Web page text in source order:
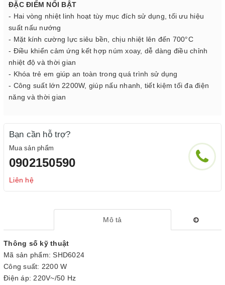
ĐẶC ĐIỂM NỔI BẬT
- Hai vòng nhiệt linh hoạt tùy mục đích sử dụng, tối ưu hiệu
suất nấu nướng
- Mặt kính cường lực siêu bền, chịu nhiệt lên đến 700°C
- Điều khiển cảm ứng kết hợp núm xoay, dễ dàng điều chỉnh
nhiệt độ và thời gian
- Khóa trẻ em giúp an toàn trong quá trình sử dụng
- Công suất lớn 2200W, giúp nấu nhanh, tiết kiệm tối đa điện
năng và thời gian
Bạn cần hỗ trợ?
Mua sản phẩm
0902150590
Liên hệ
Mô tả
Thông số kỹ thuật
Mã sản phẩm: SHD6024
Công suất: 2200 W
Điện áp: 220V~/50 Hz